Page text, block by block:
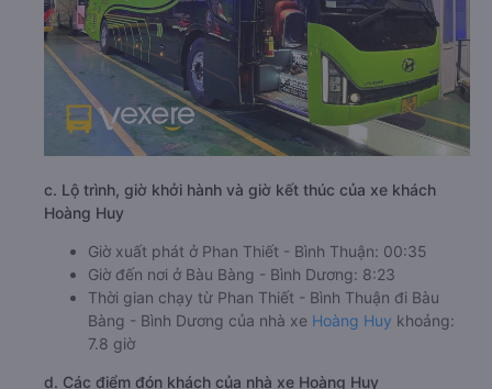
c. Lộ trình, giờ khởi hành và giờ kết thúc của xe khách
Hoàng Huy
Giờ xuất phát ở Phan Thiết - Bình Thuận: 00:35
Giờ đến nơi ở Bàu Bàng - Bình Dương: 8:23
Thời gian chạy từ Phan Thiết - Bình Thuận đi Bàu
Bàng - Bình Dương của nhà xe Hoàng Huy khoảng:
7.8 giờ
d. Các điểm đón khách của nhà xe Hoàng Huy